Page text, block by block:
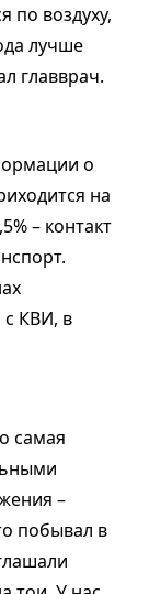
по воздуху,
лучше
главврач.
о
на
– контакт
с КВИ, в
самая
–
побывал в